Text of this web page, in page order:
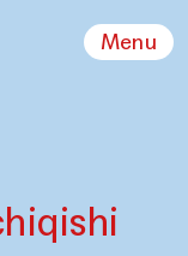
Menu